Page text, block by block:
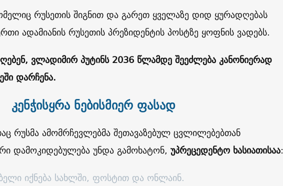
რუსეთის შიგნით და გარეთ ყველაზე დიდ ყურადღებას
ადამიანის რუსეთის პრეზიდენტის პოსტზე ყოფნის ვადებს.
ვლადიმირ პუტინს 2036 წლამდე შეეძლება კანონიერად
დარჩენა.
კენჭისყრა ნებისმიერ ფასად
რუსმა ამომრჩევლებმა შეთავაზებულ ცვლილებებთან
დამოკიდებულება უნდა გამოხატონ, უპრეცედენტო ხასიათისაა:
იქნება სახლში, ფოსტით და ონლაინ.